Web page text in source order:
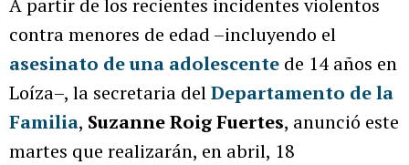
A partir de los recientes incidentes violentos
contra menores de edad –incluyendo el
asesinato de una adolescente de 14 años en
Loíza–, la secretaria delDepartamento de la
Familia, Suzanne Roig Fuertes, anunció este
martes que realizarán, en abril, 18